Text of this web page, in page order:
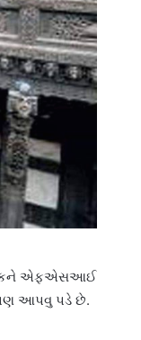
એફએસઆઈ
પણ આપવુ પડે છે.